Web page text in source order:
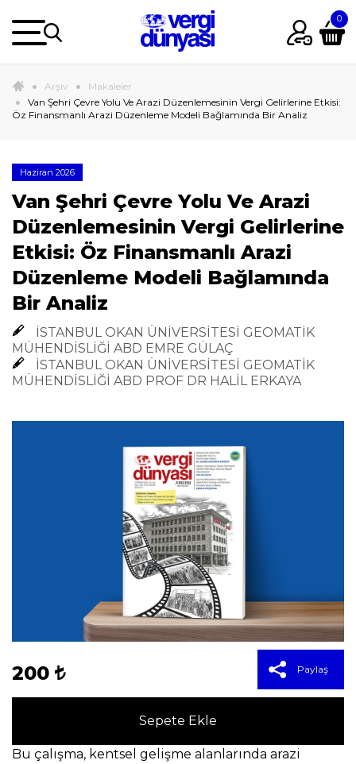
Arşiv
Makaleler
Van Şehri Çevre Yolu Ve Arazi Düzenlemesinin Vergi Gelirlerine Etkisi:
Öz Finansmanlı Arazi Düzenleme Modeli Bağlamında Bir Analiz
Haziran 2026
Van Şehri Çevre Yolu Ve Arazi
Düzenlemesinin Vergi Gelirlerine
Etkisi: Öz Finansmanlı Arazi
Düzenleme Modeli Bağlamında
Bir Analiz
İSTANBUL OKAN ÜNİVERSİTESİ GEOMATİK
MÜHENDİSLİĞİ ABD EMRE GÜLAÇ
İSTANBUL OKAN ÜNİVERSİTESİ GEOMATİK
MÜHENDİSLİĞİ ABD PROF DR HALİL ERKAYA
200
Sepete Ekle
Paylaş
Bu çalışma, kentsel gelişme alanlarında arazi